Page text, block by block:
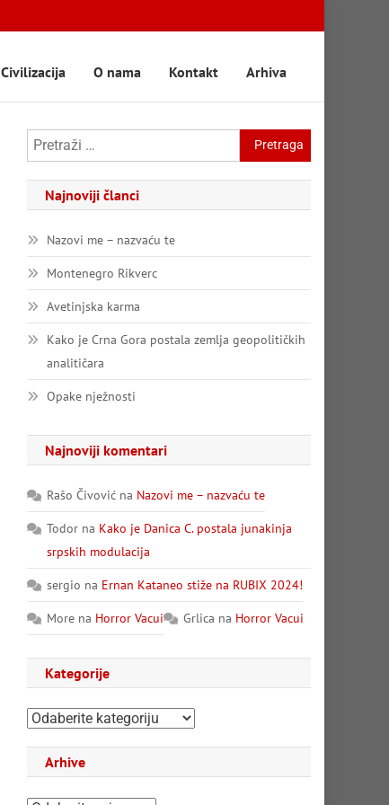
Civilizacija O nama Kontakt Arhiva
Pretraga:
Najnoviji članci
Nazovi me – nazvaću te
Montenegro Rikverc
Avetinjska karma
Kako je Crna Gora postala zemlja geopolitičkih
analitičara
Opake nježnosti
Najnoviji komentari
Rašo Čivović na Nazovi me – nazvaću te
Todor na Kako je Danica C. postala junakinja
srpskih modulacija
sergio na Ernan Kataneo stiže na RUBIX 2024!
More na Horror Vacui Grlica na Horror Vacui
Kategorije
Kategorije
Arhive